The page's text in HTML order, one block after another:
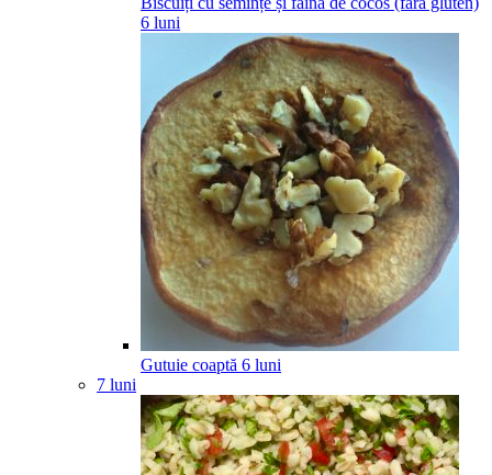
6 luni
Gutuie coaptă 6 luni
7 luni